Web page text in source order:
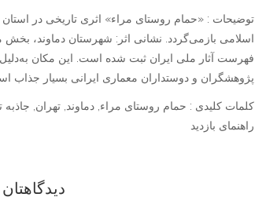
توضیحات : «حمام روستای مراء» اثری تاریخی در استان
فهرست آثار ملی ایران ثبت شده است. این مکان
پژوهشگران و دوستداران معماری ایرانی بسیار جذاب
کلمات کلیدی : حمام روستای مراء, دماوند, تهران,
راهنمای بازدید